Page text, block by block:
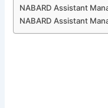
NABARD Assistant
NABARD Assistant